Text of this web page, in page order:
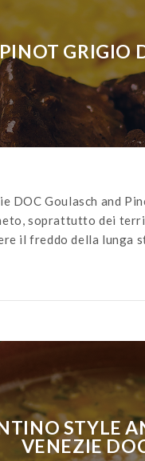
GRIGIO
DOC Goulasch and
soprattutto dei
il freddo della lunga
STYLE
VENEZIE